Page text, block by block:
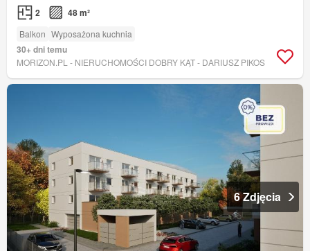
2 48 m²
Balkon Wyposażona kuchnia
30+ dni temu
MORIZON.PL - NIERUCHOMOŚCI DOBRY KĄT - DARIUSZ PIKOS
6 Zdjęcia